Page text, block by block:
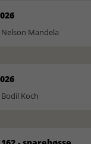
Mandela
Koch